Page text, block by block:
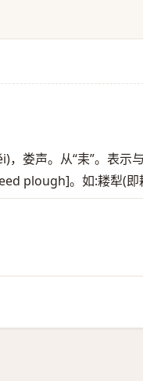
，娄声。从“耒”。表示
plough]。如:耧犁(即